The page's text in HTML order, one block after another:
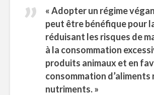
« Adopter un régime
peut être bénéfique pour
réduisant les risques de
à la consommation
produits animaux et en
consommation d’aliments
nutriments. »